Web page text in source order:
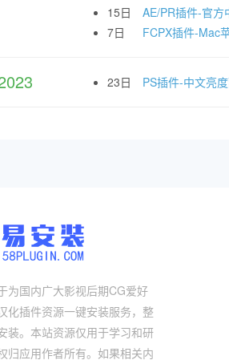
15日
AE/PR插件-官
7日
FCPX插件-Mac
23日 PS插件-中文亮
为国内广大影视后期CG爱好
化插件资源一键安装服务，整
装。本站资源仅用于学习和研
归应用作者所有。如果相关内